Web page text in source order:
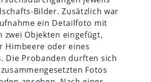
Bilder. Zusätzlich war
ein Detailfoto mit
zwei Objekten eingefügt,
Himbeere oder eines
Die Probanden durften sich
Fotos